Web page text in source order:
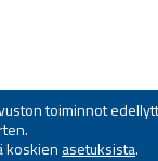
toiminnot
koskien asetuksista.